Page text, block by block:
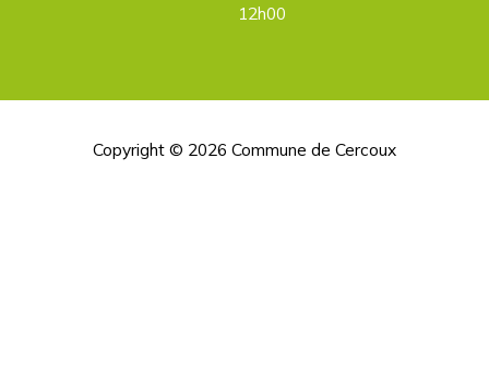
12h00
Copyright © 2026 Commune de Cercoux